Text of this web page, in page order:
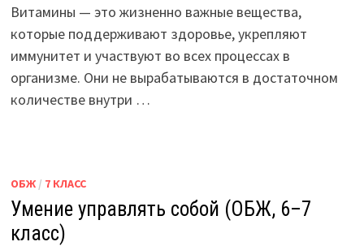
Витамины — это жизненно важные вещества,
которые поддерживают здоровье, укрепляют
иммунитет и участвуют во всех процессах в
организме. Они не вырабатываются в достаточном
количестве внутри …
ОБЖ/ 7 КЛАСС
Умение управлять собой (ОБЖ, 6–7
класс)